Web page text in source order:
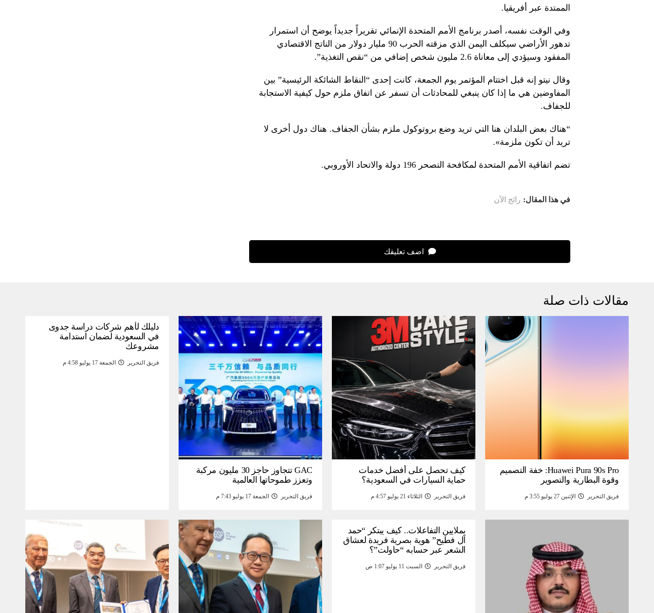
الممتدة عبر أفريقيا.
وفي الوقت نفسه، أصدر برنامج الأمم المتحدة الإنمائي تقريراً جديداً يوضح أن استمرار
تدهور الأراضي سيكلف اليمن الذي مزقته الحرب 90 مليار دولار من الناتج الاقتصادي
المفقود وسيؤدي إلى معاناة 2.6 مليون شخص إضافي من “نقص التغذية”.
وقال نيتو إنه قبل اختتام المؤتمر يوم الجمعة، كانت إحدى “النقاط الشائكة الرئيسية” بين
المفاوضين هي ما إذا كان ينبغي للمحادثات أن تسفر عن اتفاق ملزم حول كيفية الاستجابة
للجفاف.
“هناك بعض البلدان هنا التي تريد وضع بروتوكول ملزم بشأن الجفاف. هناك دول أخرى لا
تريد أن تكون ملزمة».
تضم اتفاقية الأمم المتحدة لمكافحة التصحر 196 دولة والاتحاد الأوروبي.
في هذا المقال: رائج الآن
اضف تعليقك
مقالات ذات صلة
Huawei Pura 90s Pro: خفة التصميم
وقوة البطارية والتصوير
فريق التحرير الإثنين 27 يوليو 3:55 م
كيف تحصل على أفضل خدمات
حماية السيارات في السعودية؟
فريق التحرير الثلاثاء 21 يوليو 4:57 م
GAC تتجاوز حاجز 30 مليون مركبة
وتعزز طموحاتها العالمية
فريق التحرير الجمعة 17 يوليو 7:43 م
دليلك لأهم شركات دراسة جدوى
في السعودية لضمان استدامة
مشروعك
فريق التحرير الجمعة 17 يوليو 4:58 م
بملايين التفاعلات.. كيف يبتكر “حمد
آل فطيح” هوية بصرية فريدة لعشاق
الشعر عبر حسابه “حاولت”؟
فريق التحرير السبت 11 يوليو 1:07 ص